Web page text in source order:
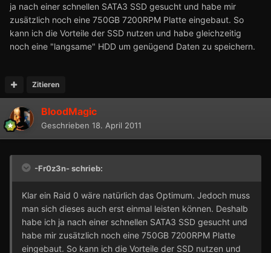
ja nach einer schnellen SATA3 SSD gesucht und habe mir
zusätzlich noch eine 750GB 7200RPM Platte eingebaut. So
kann ich die Vorteile der SSD nutzen und habe gleichzeitig
noch eine "langsame" HDD um genügend Daten zu speichern.
Zitieren
BloodMagic
Geschrieben 18. April 2011
-Fr0z3n- schrieb:
Klar ein Raid 0 wäre natürlich das Optimum. Jedoch muss
man sich dieses auch erst einmal leisten können. Deshalb
habe ich ja nach einer schnellen SATA3 SSD gesucht und
habe mir zusätzlich noch eine 750GB 7200RPM Platte
eingebaut. So kann ich die Vorteile der SSD nutzen und